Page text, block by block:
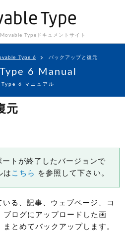
Type ドキュメントサイト
Type 6 バックアップと復元
6 Manual
6 マニュアル
元
トが終了したバージョンで
は こちら を参照して下さい。
る、記事、ウェブページ、コ
ログにアップロードした画
とめてバックアップします。